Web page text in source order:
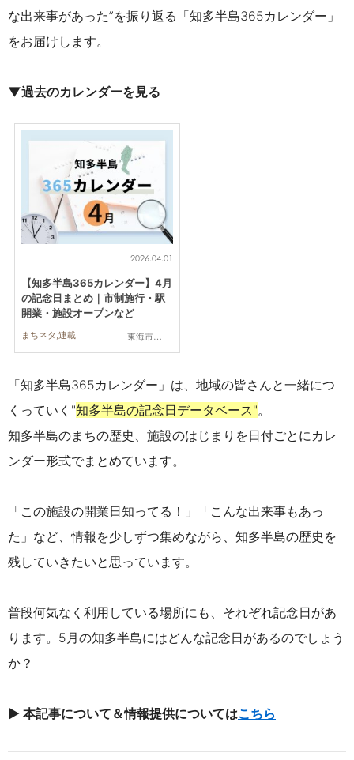
な出来事があった”を振り返る「知多半島365カレンダー」
をお届けします。
▼過去のカレンダーを見る
東海市,大府市,知多市,東浦町,阿久比町,半田市,常滑市,武豊町,美浜町,南知多町
2026.04.01
【知多半島365カレンダー】4月
の記念日まとめ｜市制施行・駅
開業・施設オープンなど
まちネタ,連載
「知多半島365カレンダー」は、地域の皆さんと一緒につ
くっていく"知多半島の記念日データベース"。
知多半島のまちの歴史、施設のはじまりを日付ごとにカレ
ンダー形式でまとめています。
「この施設の開業日知ってる！」「こんな出来事もあっ
た」など、情報を少しずつ集めながら、知多半島の歴史を
残していきたいと思っています。
普段何気なく利用している場所にも、それぞれ記念日があ
ります。5月の知多半島にはどんな記念日があるのでしょう
か？
▶ 本記事について ＆情報提供についてはこちら